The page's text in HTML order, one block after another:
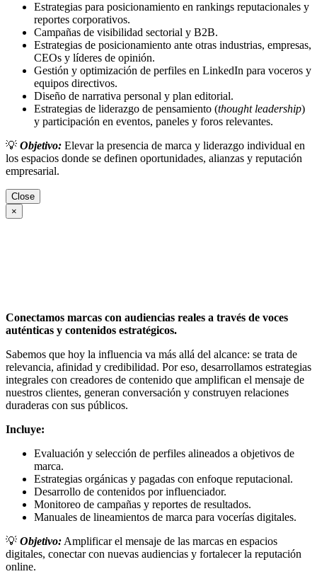
Estrategias para posicionamiento en rankings reputacionales y
reportes corporativos.
Campañas de visibilidad sectorial y B2B.
Estrategias de posicionamiento ante otras industrias, empresas,
CEOs y líderes de opinión.
Gestión y optimización de perfiles en LinkedIn para voceros y
equipos directivos.
Diseño de narrativa personal y plan editorial.
Estrategias de liderazgo de pensamiento (thought leadership)
y participación en eventos, paneles y foros relevantes.
💡 Objetivo: Elevar la presencia de marca y liderazgo individual en
los espacios donde se definen oportunidades, alianzas y reputación
empresarial.
Close
×
Conectamos marcas con audiencias reales a través de voces
auténticas y contenidos estratégicos.
Sabemos que hoy la influencia va más allá del alcance: se trata de
relevancia, afinidad y credibilidad. Por eso, desarrollamos estrategias
integrales con creadores de contenido que amplifican el mensaje de
nuestros clientes, generan conversación y construyen relaciones
duraderas con sus públicos.
Incluye:
Evaluación y selección de perfiles alineados a objetivos de
marca.
Estrategias orgánicas y pagadas con enfoque reputacional.
Desarrollo de contenidos por influenciador.
Monitoreo de campañas y reportes de resultados.
Manuales de lineamientos de marca para vocerías digitales.
💡 Objetivo: Amplificar el mensaje de las marcas en espacios
digitales, conectar con nuevas audiencias y fortalecer la reputación
online.